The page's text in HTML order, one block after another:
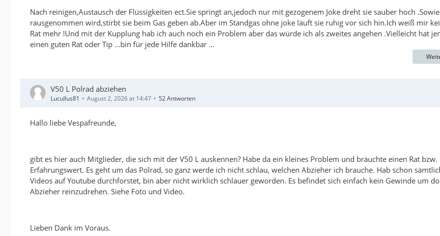
Nach reinigen,Austausch der Flüssigkeiten ect.Sie springt an,jedoch nur mit gezogenem Joke dreht sie sauber hoch
rausgenommen wird,stirbt sie beim Gas geben ab.Aber im Standgas ohne joke läuft sie ruhig vor sich hin.Ich weiß mir
Rat mehr !Und mit der Kupplung hab ich auch noch ein Problem aber das würde ich als zweites angehen .Vielleicht hat
einen guten Rat oder Tip …bin für jede Hilfe dankbar …
V50 L Polrad abziehen
Lucullus81 August 2, 2026 at 14:47 52 Antworten
Hallo liebe Vespafreunde,
gibt es hier auch Mitglieder, die sich mit der V50 L auskennen? Habe da ein kleines Problem und bräuchte einen Rat bzw.
Erfahrungswert. Es geht um das Polrad, so ganz werde ich nicht schlau, welchen Abzieher ich brauche. Hab schon
Videos auf Youtube durchforstet, bin aber nicht wirklich schlauer geworden. Es befindet sich einfach kein Gewinde um
Abzieher reinzudrehen. Siehe Foto und Video.
Lieben Dank im Voraus.